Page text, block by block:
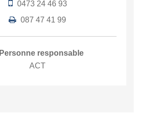
0473 24 46 93
087 47 41 99
Personne responsable
ACT